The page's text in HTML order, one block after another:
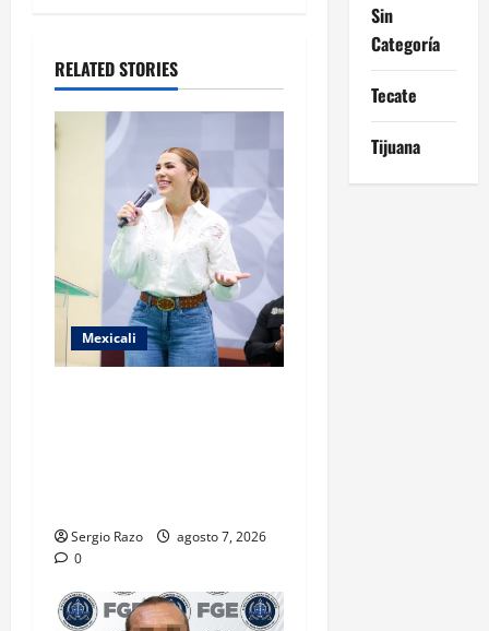
i
o
RELATED STORIES
Mexicali
Sergio Razo
agosto 7, 2026
0
Sin
Categoría
Tecate
Tijuana